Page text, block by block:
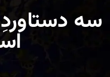
سه